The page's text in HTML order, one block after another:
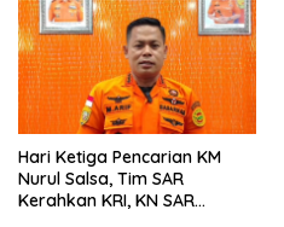
Mata”lang
Hari Ketiga Pencarian KM
Nurul Salsa, Tim SAR
Kerahkan KRI, KN SAR